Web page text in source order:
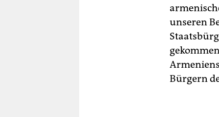
unseren
Bürgern